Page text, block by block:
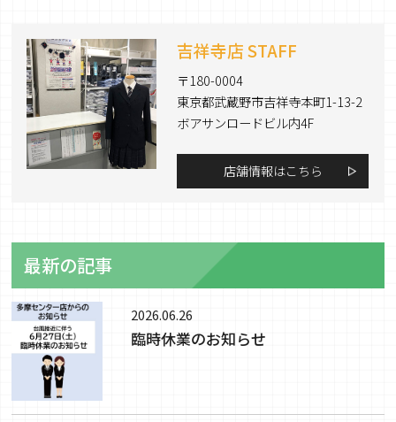
吉祥寺店 STAFF
〒180-0004
東京都武蔵野市吉祥寺本町1-13-2
ボアサンロードビル内4F
店舗情報はこちら
最新の記事
2026.06.26
臨時休業のお知らせ